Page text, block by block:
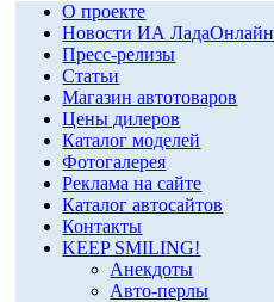
О проекте
Новости ИА ЛадаОнлайн
Пресс-релизы
Статьи
Магазин автотоваров
Цены дилеров
Каталог моделей
Фотогалерея
Реклама на сайте
Каталог автосайтов
Контакты
KEEP SMILING!
Анекдоты
Авто-перлы